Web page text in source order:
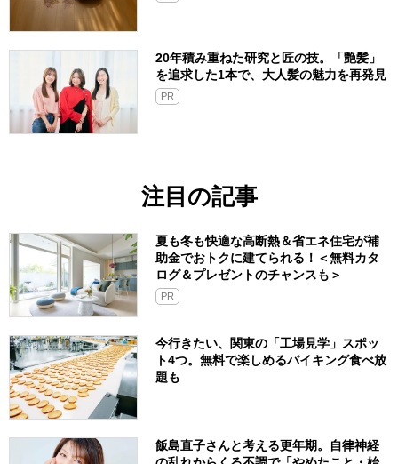
20年積み重ねた研究と匠の技。「艶髪」
を追求した1本で、大人髪の魅力を再発見
PR
注目の記事
夏も冬も快適な高断熱＆省エネ住宅が補
助金でおトクに建てられる！＜無料カタ
ログ＆プレゼントのチャンスも＞
PR
今行きたい、関東の「工場見学」スポッ
ト4つ。無料で楽しめるバイキング食べ放
題も
飯島直子さんと考える更年期。自律神経